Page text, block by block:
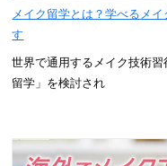
メイク留学とは？学べるメ
す
世界で通用するメイク技術
留学」を検討され